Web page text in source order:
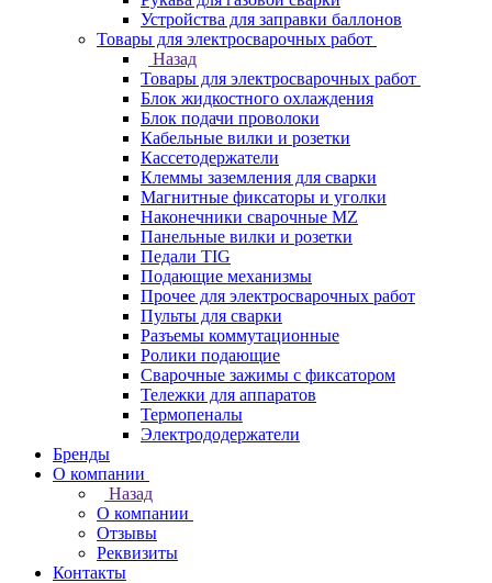
Устройства для заправки баллонов
Товары для электросварочных работ
Назад
Товары для электросварочных работ
Блок жидкостного охлаждения
Блок подачи проволоки
Кабельные вилки и розетки
Кассетодержатели
Клеммы заземления для сварки
Магнитные фиксаторы и уголки
Наконечники сварочные MZ
Панельные вилки и розетки
Педали TIG
Подающие механизмы
Прочее для электросварочных работ
Пульты для сварки
Разъемы коммутационные
Ролики подающие
Сварочные зажимы с фиксатором
Тележки для аппаратов
Термопеналы
Электрододержатели
Бренды
О компании
Назад
О компании
Отзывы
Реквизиты
Контакты